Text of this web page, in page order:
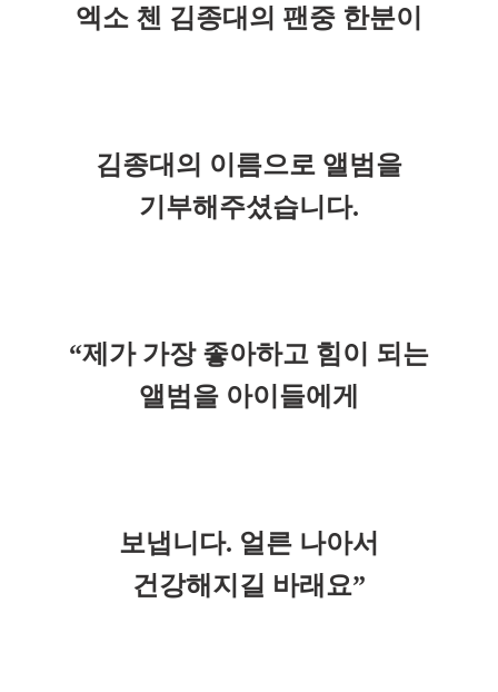
엑소 첸 김종대의 팬중 한분이
김종대의 이름으로 앨범을
기부해주셨습니다.
“제가 가장 좋아하고 힘이 되는
앨범을 아이들에게
보냅니다. 얼른 나아서
건강해지길 바래요”